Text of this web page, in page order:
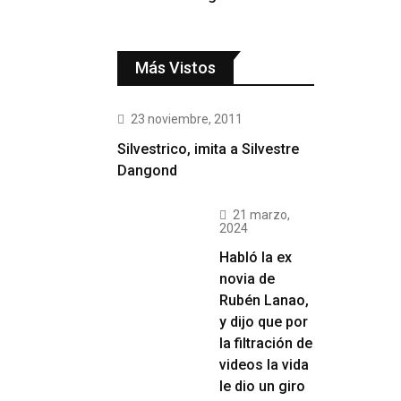
Más Vistos
23 noviembre, 2011
Silvestrico, imita a Silvestre
Dangond
21 marzo,
2024
Habló la ex
novia de
Rubén Lanao,
y dijo que por
la filtración de
videos la vida
le dio un giro